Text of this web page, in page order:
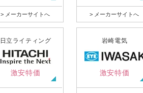
> メーカーサイトへ > メーカーサイトへ
日立ライティング
激安特価
岩崎電気
激安特価